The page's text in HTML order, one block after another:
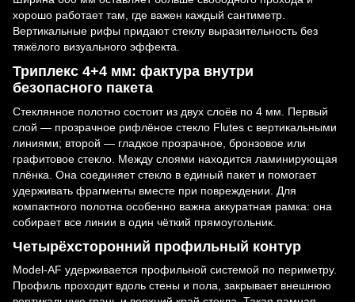
хорошо работает там, где важен каждый сантиметр.
Вертикальные рифы придают стеклу выразительность без
тяжёлого визуального эффекта.
Триплекс 4+4 мм: фактура внутри
безопасного пакета
Стеклянное полотно состоит из двух слоёв по 4 мм. Первый
слой — прозрачное рифлёное стекло Flutes с вертикальными
линиями; второй — гладкое прозрачное, бронзовое или
графитовое стекло. Между слоями находится ламинирующая
плёнка. Она соединяет стекло в единый пакет и помогает
удерживать фрагменты вместе при повреждении. Для
компактного полотна особенно важна аккуратная рамка: она
собирает все линии в один чёткий прямоугольник.
Четырёхсторонний профильный контур
Model-AF удерживается профильной системой по периметру.
Профиль проходит вдоль стены и пола, закрывает внешнюю